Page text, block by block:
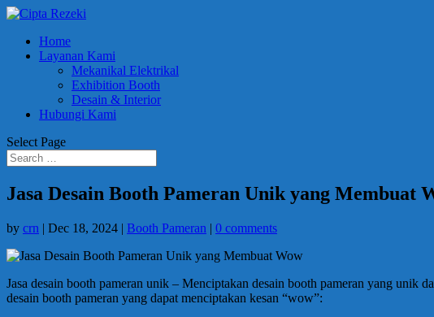
Home
Layanan Kami
Mekanikal Elektrikal
Exhibition Booth
Desain & Interior
Hubungi Kami
Select Page
Jasa Desain Booth Pameran Unik yang Membuat
by crn | Dec 18, 2024 | Booth Pameran | 0 comments
Jasa desain booth pameran unik – Menciptakan desain booth pameran yang unik
desain booth pameran yang dapat menciptakan kesan “wow”: